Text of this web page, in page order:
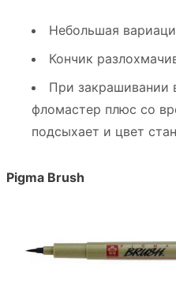
Небольшая
Кончик
При закрашивании
фломастер плюс со
подсыхает и цвет
Pigma Brush